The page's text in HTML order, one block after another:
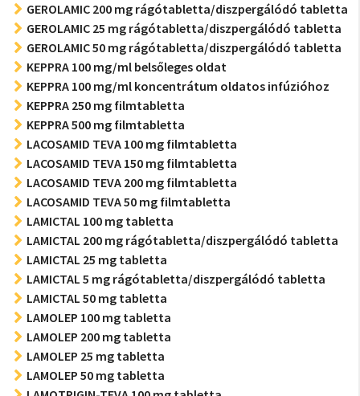
GEROLAMIC 200 mg rágótabletta/diszpergálódó tabletta
GEROLAMIC 25 mg rágótabletta/diszpergálódó tabletta
GEROLAMIC 50 mg rágótabletta/diszpergálódó tabletta
KEPPRA 100 mg/ml belsőleges oldat
KEPPRA 100 mg/ml koncentrátum oldatos infúzióhoz
KEPPRA 250 mg filmtabletta
KEPPRA 500 mg filmtabletta
LACOSAMID TEVA 100 mg filmtabletta
LACOSAMID TEVA 150 mg filmtabletta
LACOSAMID TEVA 200 mg filmtabletta
LACOSAMID TEVA 50 mg filmtabletta
LAMICTAL 100 mg tabletta
LAMICTAL 200 mg rágótabletta/diszpergálódó tabletta
LAMICTAL 25 mg tabletta
LAMICTAL 5 mg rágótabletta/diszpergálódó tabletta
LAMICTAL 50 mg tabletta
LAMOLEP 100 mg tabletta
LAMOLEP 200 mg tabletta
LAMOLEP 25 mg tabletta
LAMOLEP 50 mg tabletta